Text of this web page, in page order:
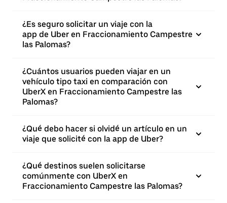
¿Es seguro solicitar un viaje con la
app de Uber en Fraccionamiento Campestre
las Palomas?
¿Cuántos usuarios pueden viajar en un
vehículo tipo taxi en comparación con
UberX en Fraccionamiento Campestre las
Palomas?
¿Qué debo hacer si olvidé un artículo en un
viaje que solicité con la app de Uber?
¿Qué destinos suelen solicitarse
comúnmente con UberX en
Fraccionamiento Campestre las Palomas?